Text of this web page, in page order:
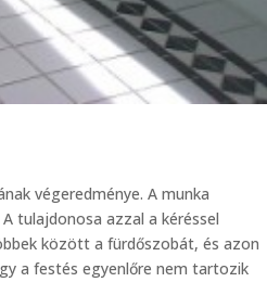
végeredménye. A munka
tulajdonosa azzal a kéréssel
között a fürdőszobát, és azon
a festés egyenlőre nem tartozik